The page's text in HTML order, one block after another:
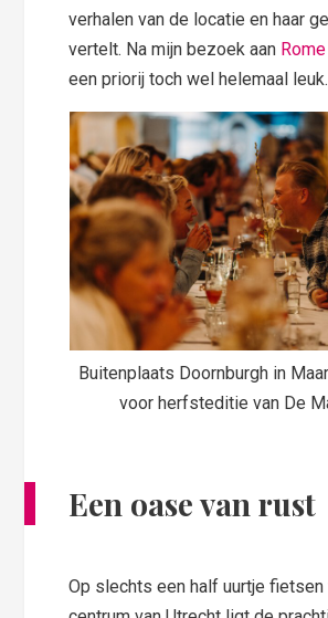
verhalen van de locatie en haar
vertelt. Na mijn bezoek aan Rome
een priorij toch wel helemaal leuk.
Buitenplaats Doornburgh in
voor herfsteditie van De
Een oase van rust
Op slechts een half uurtje fietsen